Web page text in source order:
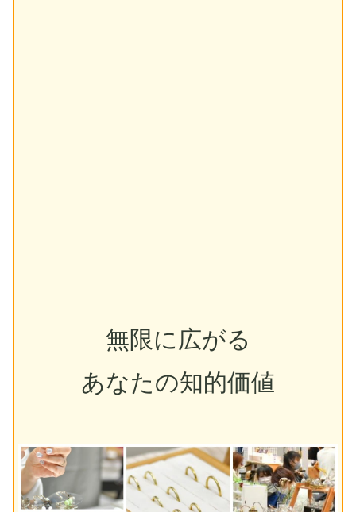
無限に広がる
あなたの知的価値